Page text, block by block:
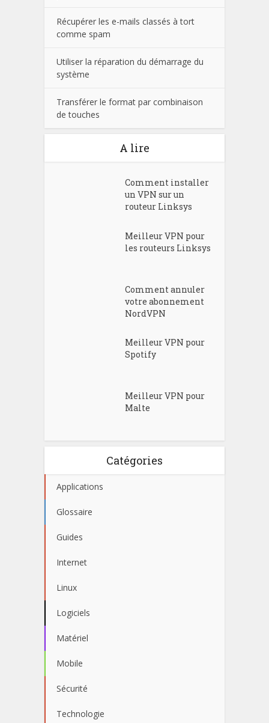
Récupérer les e-mails classés à tort
comme spam
Utiliser la réparation du démarrage du
système
Transférer le format par combinaison
de touches
A lire
Comment installer
un VPN sur un
routeur Linksys
Meilleur VPN pour
les routeurs Linksys
Comment annuler
votre abonnement
NordVPN
Meilleur VPN pour
Spotify
Meilleur VPN pour
Malte
Catégories
Applications
Glossaire
Guides
Internet
Linux
Logiciels
Matériel
Mobile
Sécurité
Technologie